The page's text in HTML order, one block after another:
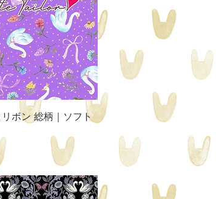
ビュー
リボン 総柄｜ソフト